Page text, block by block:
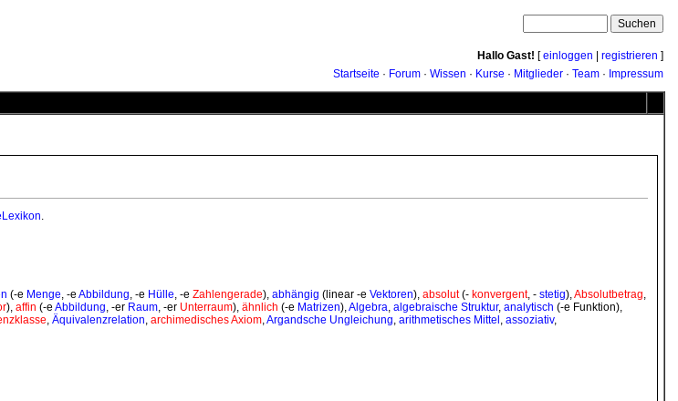
Hallo Gast! [einloggen registrieren ]
Startseite · Forum · Wissen · Kurse · Mitglieder · Team · Impressum
.
(-e Menge, -e Abbildung, -e Hülle, -e Zahlengerade), abhängig (linear -e Vektoren), absolut(- konvergent, - stetig),Absolutbetrag,
), affin (-e Abbildung, -er Raum, -er Unterraum), ähnlich (-e Matrizen),Algebra, algebraische Struktur, analytisch (-e Funktion),
, Äquivalenzrelation, archimedisches Axiom,Argandsche Ungleichung, arithmetisches Mittel, assoziativ,